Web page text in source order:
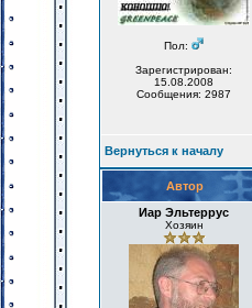
Пол:
Зарегистрирован:
15.08.2008
Сообщения: 2987
Вернуться к началу
Автор
Иар Эльтеррус
Хозяин